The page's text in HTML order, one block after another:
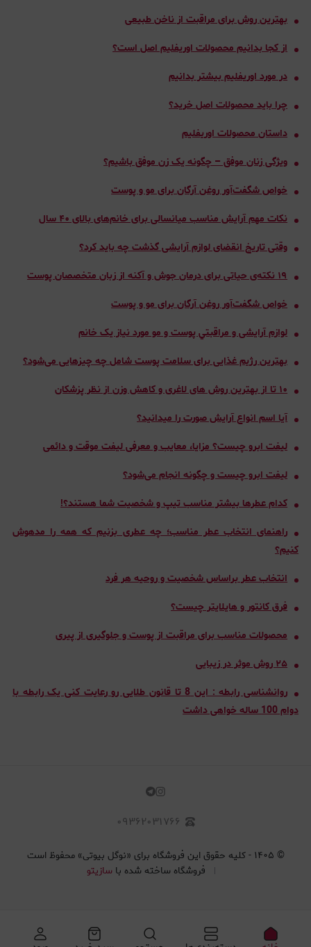
بهترین روش‌ برای مراقبت از ناخن طبیعی
از کجا بدانیم محصولات اوریفلیم اصل است؟
در مورد اوریفلیم بیشتر بدانیم
چرا باید محصولات اصل خرید؟
داستان محصولات اوریفلیم
ویژگی زنان موفق – چگونه یک زن موفق باشیم؟
خواص شگفت‌آور روغن آرگان برای مو و پوست
نکات مهم آرایش مناسب میانسالی برای خانم‌های بالای ۴۰ سال
وقتی تاریخ انقضای لوازم آرایشی گذشت چه باید کرد؟
۱۹ نکته‌ی حیاتی برای درمان جوش و آکنه از زبان متخصصان پوست
خواص شگفت‌آور روغن آرگان برای مو و پوست
لوازم آرایشی و مراقبتي پوست و مو مورد نیاز یک خانم
بهترین رژیم غذایی برای سلامت پوست شامل چه چیزهایی می‌شود؟
۱۰ تا از بهترین روش های لاغری و کاهش وزن از نظر پزشکان
آیا اسم انواع آرایش صورت را میدانید؟
لیفت ابرو چیست؟ مزایا، معایب و معرفی لیفت موقت و دائمی
لیفت ابرو چیست و چگونه انجام می‌شود؟
کدام عطرها بیشتر مناسب تیپ و شخصیت شما هستند؟!
راهنمای انتخاب عطر مناسب؛ چه عطری بزنیم که همه را مدهوش
کنیم؟
انتخاب عطر بر‌اساس شخصیت و روحیه هر فرد
فرق کانتور و هایلایتر چیست؟
محصولات مناسب برای مراقبت از پوست و جلوگیری از پیری
۲۵ روش موثر در زیبایی
روانشناسی رابطه : این 8 تا قانون طلایی رو رعایت کنی یک رابطه با
دوام 100 ساله خواهی داشت
۰۹۳۶۲۰۳۱۷۶۶
© ۱۴۰۵ -کلیه حقوق این فروشگاه برای «نوگل بیوتی» محفوظ است
فروشگاه ساخته شده با سازیتو